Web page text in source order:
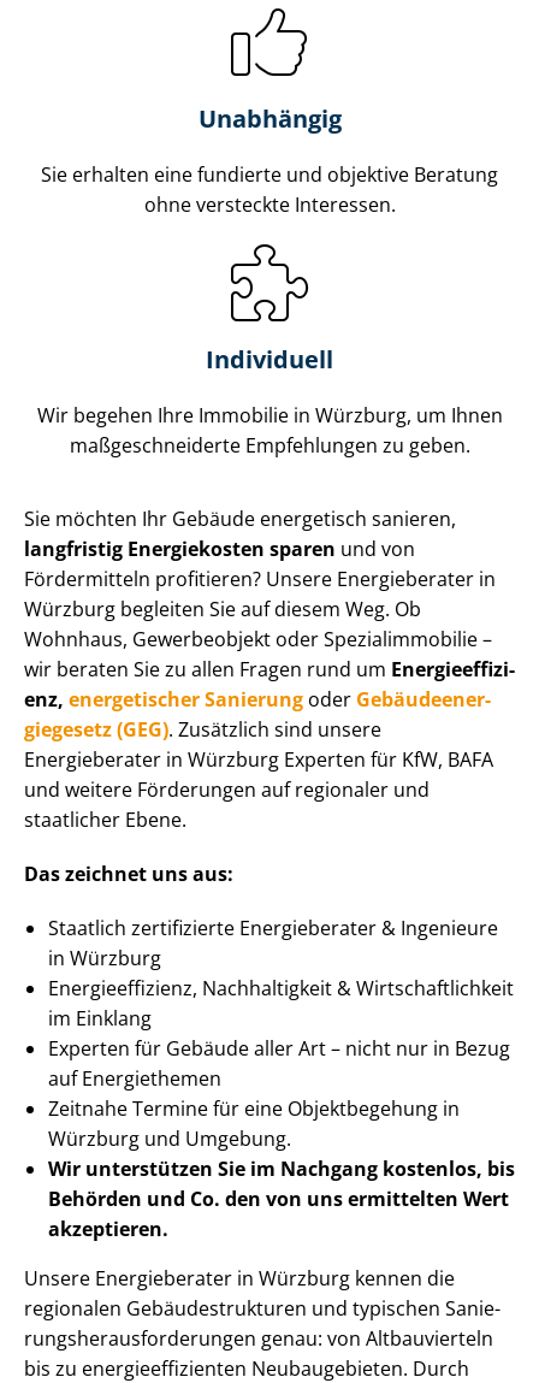
Unabhängig
Sie erhalten eine fundierte und objektive Beratung
ohne versteckte Interessen.
Individuell
Wir begehen Ihre Immobilie in Würzburg, um Ihnen
maß­ge­schnei­der­te Empfehlungen zu geben.
Sie möchten Ihr Gebäude energetisch sanieren,
langfristig Energiekosten sparen und von
Fördermitteln profitieren? Unsere Energieberater in
Würzburg begleiten Sie auf diesem Weg. Ob
Wohnhaus, Gewerbeobjekt oder Spe­zi­al­im­mo­bi­lie –
wir beraten Sie zu allen Fragen rund um En­er­gie­ef­fi­zi­
enz, energetischer Sanierung oder Ge­bäu­de­en­er­
gie­ge­setz (GEG). Zusätzlich sind unsere
Energieberater in Würzburg Experten für KfW, BAFA
und weitere Förderungen auf regionaler und
staatlicher Ebene.
Das zeichnet uns aus:
Staatlich zertifizierte Energieberater & Ingenieure
in Würzburg
En­er­gie­ef­fi­zi­enz, Nachhaltigkeit & Wirt­schaft­lich­keit
im Einklang
Experten für Gebäude aller Art – nicht nur in Bezug
auf Energiethemen
Zeitnahe Termine für eine Objektbegehung in
Würzburg und Umgebung.
Wir unterstützen Sie im Nachgang kostenlos, bis
Behörden und Co. den von uns ermittelten Wert
akzeptieren.
Unsere Energieberater in Würzburg kennen die
regionalen Ge­bäu­de­struk­tu­ren und typischen Sa­nie­
rungs­her­aus­for­de­run­gen genau: von Altbauvierteln
bis zu en­er­gie­ef­fi­zi­en­ten Neubaugebieten. Durch